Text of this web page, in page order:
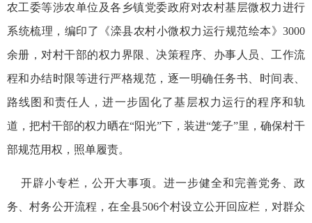
农工委等涉农单位及各乡镇党委政府对农村基层微权力进行
系统梳理，编印了《滦县农村小微权力运行规范绘本》3000
余册，对村干部的权力界限、决策程序、办事人员、工作流
程和办结时限等进行严格规范，逐一明确任务书、时间表、
路线图和责任人，进一步固化了基层权力运行的程序和轨
道，把村干部的权力晒在“阳光”下，装进“笼子”里，确保村干
部规范用权，照单履责。
开辟小专栏，公开大事项。进一步健全和完善党务、政
务、村务公开流程，在全县506个村设立公开回应栏，对群众